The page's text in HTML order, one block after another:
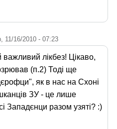
11/16/2010 - 07:23
лікбез! Цікаво,
(п.2) Тоді ще
як в нас на Схоні
ЗУ - це лише
Западєнци разом узяті? :)